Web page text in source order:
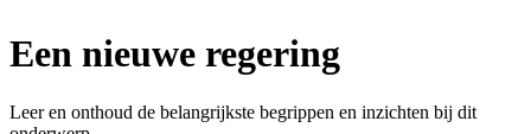
Een nieuwe regering
Leer en onthoud de belangrijkste begrippen en inzichten bij dit